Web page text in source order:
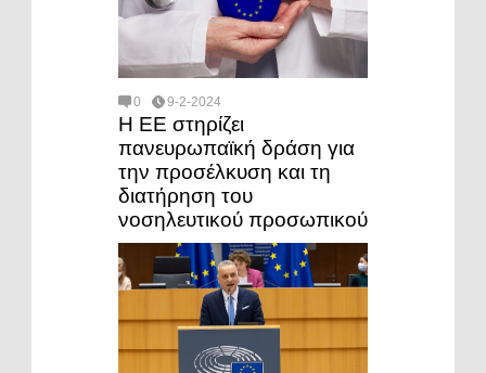
0 9-2-2024
Η ΕΕ στηρίζει
πανευρωπαϊκή δράση για
την προσέλκυση και τη
διατήρηση του
νοσηλευτικού προσωπικού